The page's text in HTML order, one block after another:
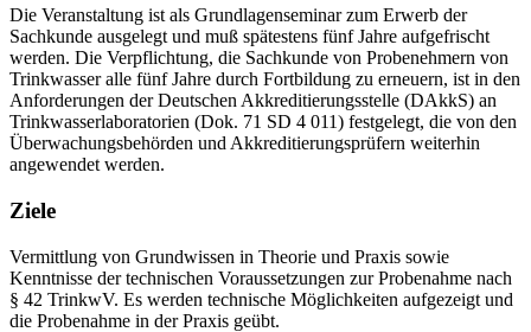
Die Veranstaltung ist als Grundlagenseminar zum Erwerb der
Sachkunde ausgelegt und muß spätestens fünf Jahre aufgefrischt
werden. Die Verpflichtung, die Sachkunde von Probenehmern von
Trinkwasser alle fünf Jahre durch Fortbildung zu erneuern, ist in den
Anforderungen der Deutschen Akkreditierungsstelle (DAkkS) an
Trinkwasserlaboratorien (Dok. 71 SD 4 011) festgelegt, die von den
Überwachungsbehörden und Akkreditierungsprüfern weiterhin
angewendet werden.
Ziele
Vermittlung von Grundwissen in Theorie und Praxis sowie
Kenntnisse der technischen Voraussetzungen zur Probenahme nach
§ 42 TrinkwV. Es werden technische Möglichkeiten aufgezeigt und
die Probenahme in der Praxis geübt.